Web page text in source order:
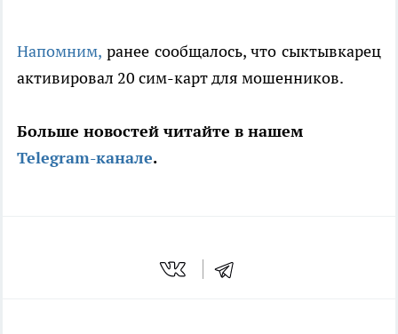
Напомним, ранее сообщалось, что сыктывкарец
активировал 20 сим-карт для мошенников.
Больше новостей читайте в нашем
Telegram-канале.